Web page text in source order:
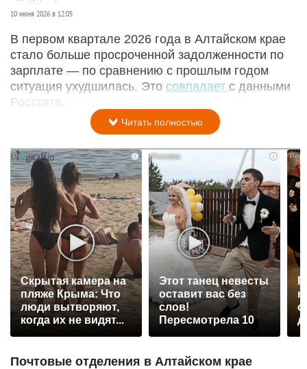
10 июня 2026 в 12:05
В первом квартале 2026 года в Алтайском крае
стало больше просроченной задолженности по
зарплате — по сравнению с прошлым годом
ситуация ухудшилась. Это совпадает с данными
Росстата.
Читать полностью
i
Скрытая камера на
пляже Крыма: Что
люди вытворяют,
когда их не видят...
i
Этот танец невесты
оставит вас без
слов!
Пересмотрела 10
Почтовые отделения в Алтайском крае